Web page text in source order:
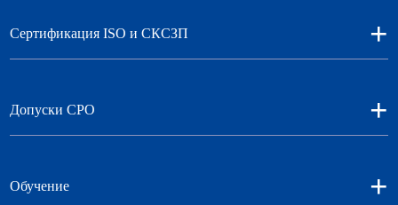
Сертификация ISO и СКСЗП +
Допуски СРО +
Обучение +